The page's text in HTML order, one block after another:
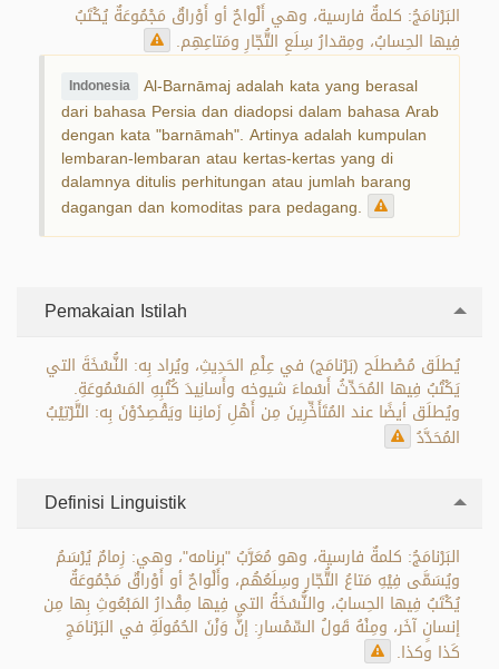
البَرْنامَجُ: كلمةٌ فارسية، وهي أَلْواحٌ أو أَوْراقٌ مَجْمُوعَةٌ يُكْتَبُ
فِيها الحِسابُ، ومِقدارُ سِلَعِ التُّجّارِ ومَتاعِهِم.
Indonesia Al-Barnāmaj adalah kata yang berasal
dari bahasa Persia dan diadopsi dalam bahasa Arab
dengan kata "barnāmah". Artinya adalah kumpulan
lembaran-lembaran atau kertas-kertas yang di
dalamnya ditulis perhitungan atau jumlah barang
dagangan dan komoditas para pedagang.
Pemakaian Istilah
يُطلَق مُصْطلَح (بَرْنامَج) في عِلْمِ الحَدِيثِ، ويُراد بِه: النُّسْخَةَ التي
يَكْتُبُ فِيها المُحَدِّثُ أَسْماءَ شيوخه وأَسانِيدَ كُتُبِهِ المَسْمُوعَةِ.
ويُطلَق أيضًا عند المُتَأَخِّرِينَ مِن أَهْلِ زَمانِنا ويَقْصِدُوْنَ بِه: التَّرْتِيْبُ
المُحَدَّدُ
Definisi Linguistik
البَرْنامَجُ: كلمةٌ فارسية، وهو مُعَرَّبُ "برنامه"، وهي: زِمامٌ يُرْسَمُ
ويُسَمَّى فِيْهِ مَتاعُ التُّجّارِ وسِلَعُهُم، وأَلْواحٌ أو أَوْراقٌ مَجْمُوعَةٌ
يُكْتَبُ فِيها الحِسابُ، والنُّسْخَةُ التي فِيها مِقْدارُ المَبْعُوثِ بِها مِن
إنسانٍ آخَر، ومِنْهُ قَولُ السِّمْسارِ: إنَّ وَزْنَ الحُمُولَةِ في البَرْنامَجِ
كَذا وكذا.